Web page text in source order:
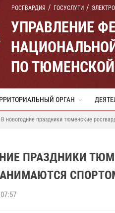
РОСГВАРДИЯ ГОСУСЛУГИ
УПРАВЛЕНИЕ
ПО
ОРГАН
В новогодние праздники тюменские
ПРАЗДНИКИ